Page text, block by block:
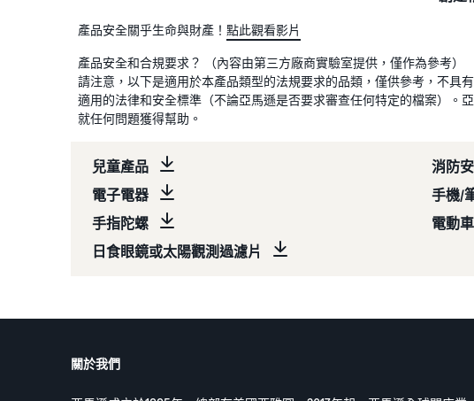
產品安全關乎生命與財產！ 點此觀看影片
產品安全和合規要求？ （內容由第三方廠商實驗室提供，僅作為參考）
請注意，以下是適用於本產品類型的法規要求的品類，僅供參考，不具
適用的法律和安全標準（不論亞馬遜是否要求審查任何特定的檔案）。
就任何問題獲得幫助。
兒童產品
電子電器
手指陀螺
日食眼鏡或太陽觀測過濾片
消防
手機/
電動車
關於我們